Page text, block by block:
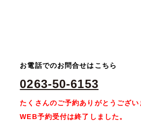
お電話でのお問合せはこちら
0263-50-6153
たくさんのご予約ありがとうござい
WEB予約受付は終了しました。